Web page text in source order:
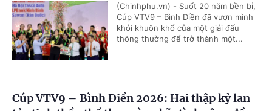
(Chinhphu.vn) - Suốt 20 năm bền bỉ,
Cúp VTV9 – Bình Điền đã vươn mình
khỏi khuôn khổ của một giải đấu
thông thường để trở thành một...
Cúp VTV9 – Bình Điền 2026: Hai thập kỷ lan